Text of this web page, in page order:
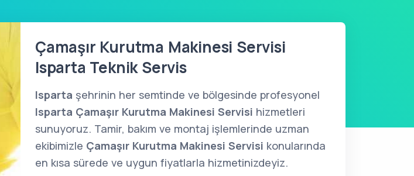
Çamaşır Kurutma Makinesi Servisi
Isparta Teknik Servis
Isparta şehrinin her semtinde ve bölgesinde profesyonel
Isparta Çamaşır Kurutma Makinesi Servisi hizmetleri
sunuyoruz. Tamir, bakım ve montaj işlemlerinde uzman
ekibimizle Çamaşır Kurutma Makinesi Servisi konularında
en kısa sürede ve uygun fiyatlarla hizmetinizdeyiz.